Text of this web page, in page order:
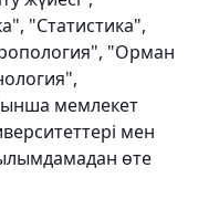
"Статистика",
"Орман
мемлекет
мен
өте